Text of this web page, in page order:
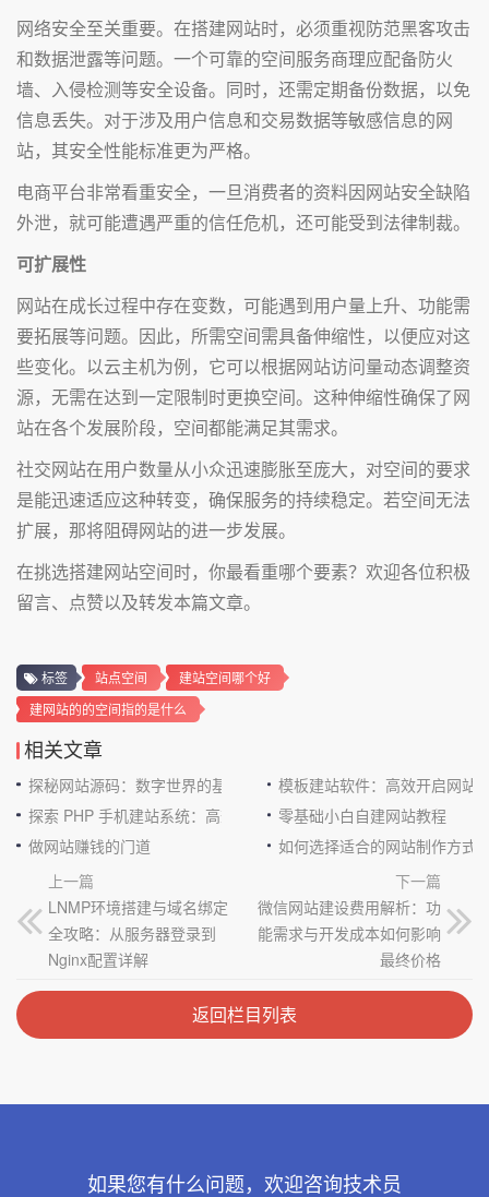
网络安全至关重要。在搭建网站时，必须重视防范黑客攻击
和数据泄露等问题。一个可靠的空间服务商理应配备防火
墙、入侵检测等安全设备。同时，还需定期备份数据，以免
信息丢失。对于涉及用户信息和交易数据等敏感信息的网
站，其安全性能标准更为严格。
电商平台非常看重安全，一旦消费者的资料因网站安全缺陷
外泄，就可能遭遇严重的信任危机，还可能受到法律制裁。
可扩展性
网站在成长过程中存在变数，可能遇到用户量上升、功能需
要拓展等问题。因此，所需空间需具备伸缩性，以便应对这
些变化。以云主机为例，它可以根据网站访问量动态调整资
源，无需在达到一定限制时更换空间。这种伸缩性确保了网
站在各个发展阶段，空间都能满足其需求。
社交网站在用户数量从小众迅速膨胀至庞大，对空间的要求
是能迅速适应这种转变，确保服务的持续稳定。若空间无法
扩展，那将阻碍网站的进一步发展。
在挑选搭建网站空间时，你最看重哪个要素？欢迎各位积极
留言、点赞以及转发本篇文章。
标签 站点空间
建站空间哪个好
建网站的的空间指的是什么
相关文章
探秘网站源码：数字世界的基石
模板建站软件：高效开启网站
探索 PHP 手机建站系统：高效与便捷的完美结合零基础小白自建网站教程
做网站赚钱的门道
如何选择适合的网站制作方式
上一篇
LNMP环境搭建与域名绑定
全攻略：从服务器登录到
Nginx配置详解
下一篇
微信网站建设费用解析：功
能需求与开发成本如何影响
最终价格
返回栏目列表
如果您有什么问题，欢迎咨询技术员